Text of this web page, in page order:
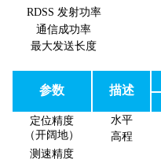
RDSS 发射功率
通信成功率
最大发送长度
参数 描述
定位精度
（开阔地）
水平
高程
测速精度